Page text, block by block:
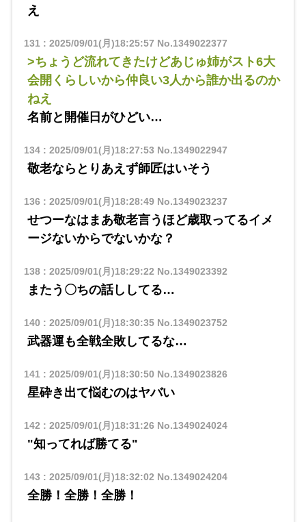
え
131: 2025/09/01(月)18:25:57 No.1349022377
>ちょうど流れてきたけどあじゅ姉がスト6大
会開くらしいから仲良い3人から誰か出るのか
ねえ
名前と開催日がひどい…
134: 2025/09/01(月)18:27:53 No.1349022947
敬老ならとりあえず師匠はいそう
136 : 2025/09/01(月)18:28:49No.1349023237
せつーなはまあ敬老言うほど歳取ってるイメ
ージないからでないかな？
138: 2025/09/01(月)18:29:22 No.1349023392
またう〇ちの話ししてる…
140 : 2025/09/01(月)18:30:35No.1349023752
武器運も全戦全敗してるな…
141: 2025/09/01(月)18:30:50 No.1349023826
星砕き出て悩むのはヤバい
142 : 2025/09/01(月)18:31:26 No.1349024024
"知ってれば勝てる"
143 : 2025/09/01(月)18:32:02 No.1349024204
全勝！全勝！全勝！